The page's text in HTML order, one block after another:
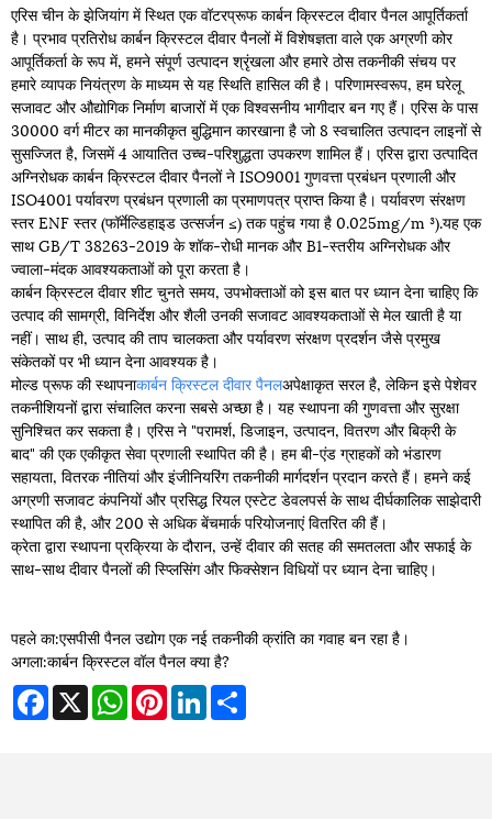
एरिस चीन के झेजियांग में स्थित एक वॉटरप्रूफ कार्बन क्रिस्टल दीवार पैनल आपूर्तिकर्ता
है। प्रभाव प्रतिरोध कार्बन क्रिस्टल दीवार पैनलों में विशेषज्ञता वाले एक अग्रणी कोर
आपूर्तिकर्ता के रूप में, हमने संपूर्ण उत्पादन श्रृंखला और हमारे ठोस तकनीकी संचय पर
हमारे व्यापक नियंत्रण के माध्यम से यह स्थिति हासिल की है। परिणामस्वरूप, हम घरेलू
सजावट और औद्योगिक निर्माण बाजारों में एक विश्वसनीय भागीदार बन गए हैं। एरिस के पास
30000 वर्ग मीटर का मानकीकृत बुद्धिमान कारखाना है जो 8 स्वचालित उत्पादन लाइनों से
सुसज्जित है, जिसमें 4 आयातित उच्च-परिशुद्धता उपकरण शामिल हैं। एरिस द्वारा उत्पादित
अग्निरोधक कार्बन क्रिस्टल दीवार पैनलों ने ISO9001 गुणवत्ता प्रबंधन प्रणाली और
ISO4001 पर्यावरण प्रबंधन प्रणाली का प्रमाणपत्र प्राप्त किया है। पर्यावरण संरक्षण
स्तर ENF स्तर (फॉर्मेल्डिहाइड उत्सर्जन ≤) तक पहुंच गया है 0.025mg/m ³).यह एक
साथ GB/T 38263-2019 के शॉक-रोधी मानक और B1-स्तरीय अग्निरोधक और
ज्वाला-मंदक आवश्यकताओं को पूरा करता है।
कार्बन क्रिस्टल दीवार शीट चुनते समय, उपभोक्ताओं को इस बात पर ध्यान देना चाहिए कि
उत्पाद की सामग्री, विनिर्देश और शैली उनकी सजावट आवश्यकताओं से मेल खाती है या
नहीं। साथ ही, उत्पाद की ताप चालकता और पर्यावरण संरक्षण प्रदर्शन जैसे प्रमुख
संकेतकों पर भी ध्यान देना आवश्यक है।
मोल्ड प्रूफ की स्थापनाकार्बन क्रिस्टल दीवार पैनलअपेक्षाकृत सरल है, लेकिन इसे पेशेवर
तकनीशियनों द्वारा संचालित करना सबसे अच्छा है। यह स्थापना की गुणवत्ता और सुरक्षा
सुनिश्चित कर सकता है। एरिस ने "परामर्श, डिजाइन, उत्पादन, वितरण और बिक्री के
बाद" की एक एकीकृत सेवा प्रणाली स्थापित की है। हम बी-एंड ग्राहकों को भंडारण
सहायता, वितरक नीतियां और इंजीनियरिंग तकनीकी मार्गदर्शन प्रदान करते हैं। हमने कई
अग्रणी सजावट कंपनियों और प्रसिद्ध रियल एस्टेट डेवलपर्स के साथ दीर्घकालिक साझेदारी
स्थापित की है, और 200 से अधिक बेंचमार्क परियोजनाएं वितरित की हैं।
क्रेता द्वारा स्थापना प्रक्रिया के दौरान, उन्हें दीवार की सतह की समतलता और सफाई के
साथ-साथ दीवार पैनलों की स्प्लिसिंग और फिक्सेशन विधियों पर ध्यान देना चाहिए।
पहले का:एसपीसी पैनल उद्योग एक नई तकनीकी क्रांति का गवाह बन रहा है।
अगला:कार्बन क्रिस्टल वॉल पैनल क्या है?
Facebook
X WhatsAppPinterestLinkedIn